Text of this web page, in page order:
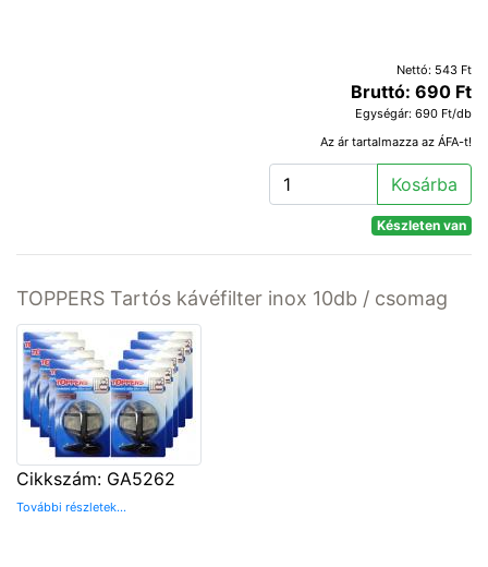
Nettó: 543 Ft
Bruttó: 690 Ft
Egységár: 690 Ft/db
Az ár tartalmazza az ÁFA-t!
Kosárba
Készleten van
TOPPERS Tartós kávéfilter inox 10db / csomag
Cikkszám: GA5262
További részletek...